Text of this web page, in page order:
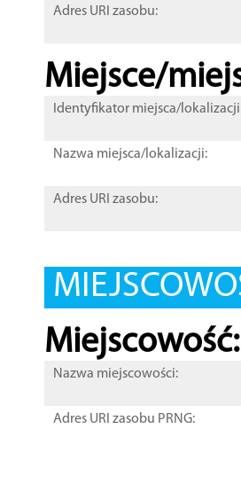
Adres URI zasobu:
Miejsce/
Identyfikator miejsca/
Nazwa miejsca/lokalizacji:
Adres URI zasobu:
Miejscowość:
Nazwa miejscowości:
Adres URI zasobu PRNG: